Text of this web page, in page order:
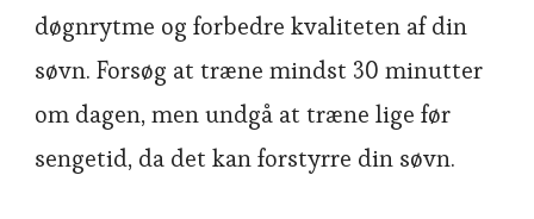
døgnrytme og forbedre kvaliteten af din
søvn. Forsøg at træne mindst 30 minutter
om dagen, men undgå at træne lige før
sengetid, da det kan forstyrre din søvn.